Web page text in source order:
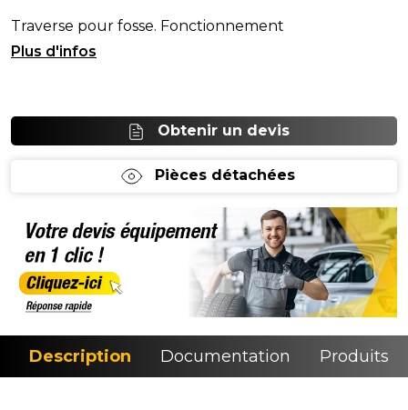
Traverse pour fosse. Fonctionnement
hydropneumatique.
Obtenir un devis
Pièces détachées
Description Documentation Produits